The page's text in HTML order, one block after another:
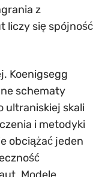
z
liczy się spójność
Koenigsegg
schematy
ultraniskiej skali
i metodyki
obciążać jeden